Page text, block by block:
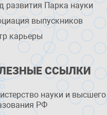
развития Парка науки
выпускников
карьеры
ССЫЛКИ
науки и высшего
РФ